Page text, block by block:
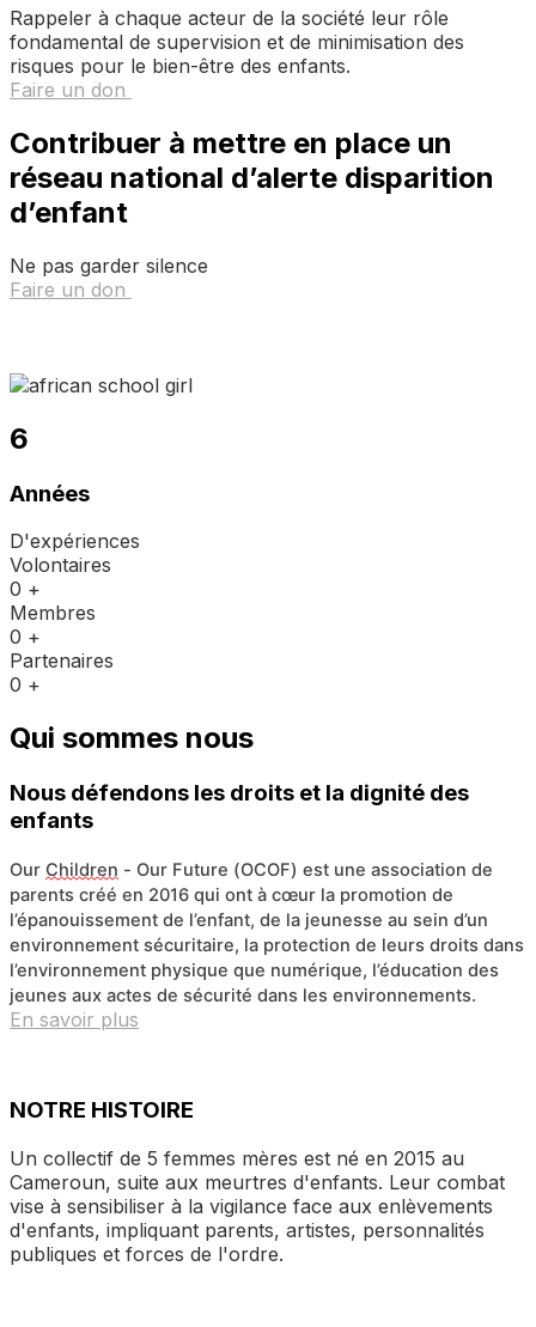
Rappeler à chaque acteur de la société leur rôle
fondamental de supervision et de minimisation des
risques pour le bien-être des enfants.
Faire un don
Contribuer à mettre en place un
réseau national d’alerte disparition
d’enfant
Ne pas garder silence
Faire un don
6
Années
D'expériences
Volontaires
0 +
Membres
0 +
Partenaires
0 +
Qui sommes nous
Nous défendons les droits et la dignité des
enfants
Our Children - Our Future (OCOF) est une association de
parents créé en 2016 qui ont à cœur la promotion de
l’épanouissement de l’enfant, de la jeunesse au sein d’un
environnement sécuritaire, la protection de leurs droits dans
l’environnement physique que numérique, l’éducation des
jeunes aux actes de sécurité dans les environnements.
En savoir plus
NOTRE HISTOIRE
Un collectif de 5 femmes mères est né en 2015 au
Cameroun, suite aux meurtres d'enfants. Leur combat
vise à sensibiliser à la vigilance face aux enlèvements
d'enfants, impliquant parents, artistes, personnalités
publiques et forces de l'ordre.